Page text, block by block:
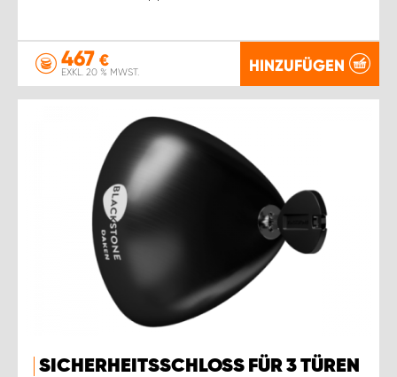
467 €
EXKL. 20 % MWST. HINZUFÜGEN
SICHERHEITSSCHLOSS FÜR 3 TÜREN